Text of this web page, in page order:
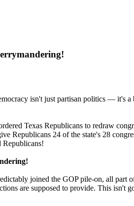
isn't just partisan politics — it's
Texas Republicans to redraw
Republicans 24 of the state's 28
Republicans!
joined the GOP pile-on, all part
are supposed to provide. This